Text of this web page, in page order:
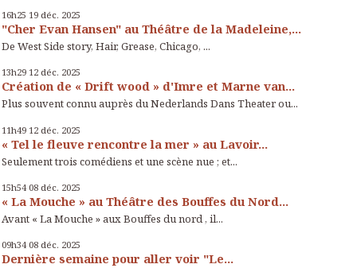
16h25 19 déc. 2025
"Cher Evan Hansen" au Théâtre de la Madeleine,...
De West Side story, Hair, Grease, Chicago, ...
13h29 12 déc. 2025
Création de « Drift wood » d'Imre et Marne van...
Plus souvent connu auprès du Nederlands Dans Theater ou...
11h49 12 déc. 2025
« Tel le fleuve rencontre la mer » au Lavoir...
Seulement trois comédiens et une scène nue ; et...
15h54 08 déc. 2025
« La Mouche » au Théâtre des Bouffes du Nord...
Avant « La Mouche » aux Bouffes du nord , il...
09h34 08 déc. 2025
Dernière semaine pour aller voir "Le...